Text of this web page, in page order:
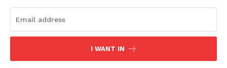
I WANT IN